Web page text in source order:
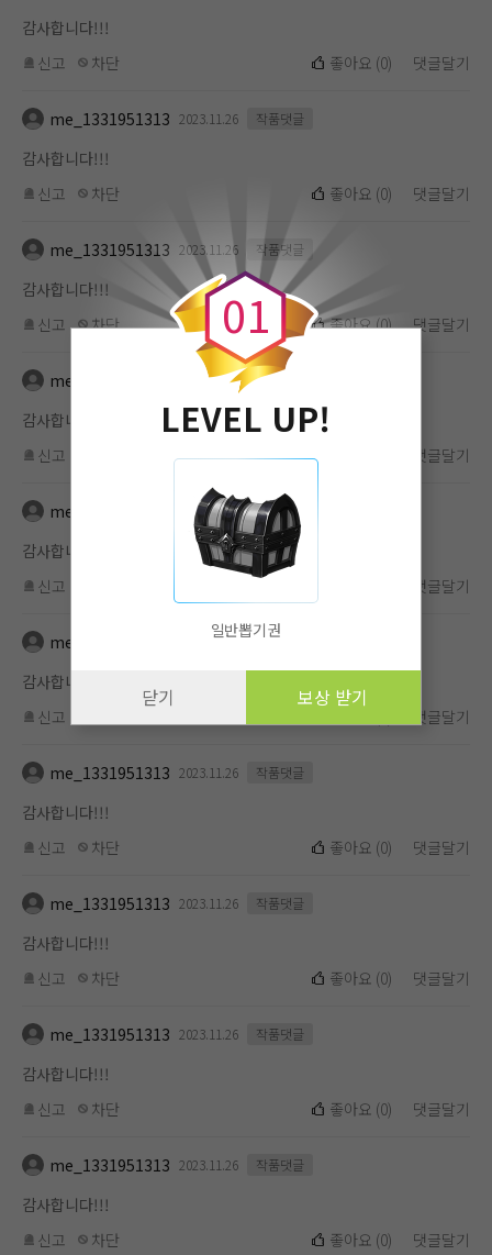
감사합니다!!!
신고
차단 좋아요 (0) 댓글달기
me_1331951313 2023.11.26 작품댓글
감사합니다!!!
신고
차단 좋아요 (0) 댓글달기
me_1331951313 2023.11.26 작품댓글
감사합니다!!!
신고
차단 좋아요(0) 댓글달기
me_1331951313 2023.11.26 작품댓글
감사합니다!!!
신고
댓글달기
me_1331951313 2023.11.26 작품댓글
감사합니다!!!
신고
댓글달기
me_1331951313 2023.11.26 작품댓글
감사합니다!!!
신고
댓글달기
me_1331951313 2023.11.26 작품댓글
감사합니다!!!
신고
차단 좋아요 (0) 댓글달기
me_1331951313 2023.11.26 작품댓글
감사합니다!!!
신고
차단 좋아요 (0) 댓글달기
me_1331951313 2023.11.26 작품댓글
감사합니다!!!
신고
차단 좋아요 (0) 댓글달기
me_1331951313 2023.11.26 작품댓글
감사합니다!!!
신고
차단 좋아요 (0) 댓글달기
0
0
1
LEVEL UP!
일반뽑기권
닫기 보상 받기